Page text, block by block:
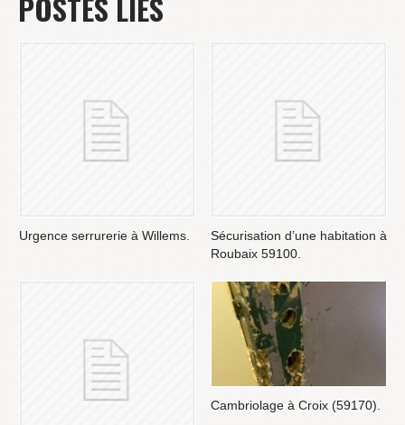
POSTES LIÉS
Urgence serrurerie à Willems.
Sécurisation d’une habitation à
Roubaix 59100.
Cambriolage à Croix (59170).